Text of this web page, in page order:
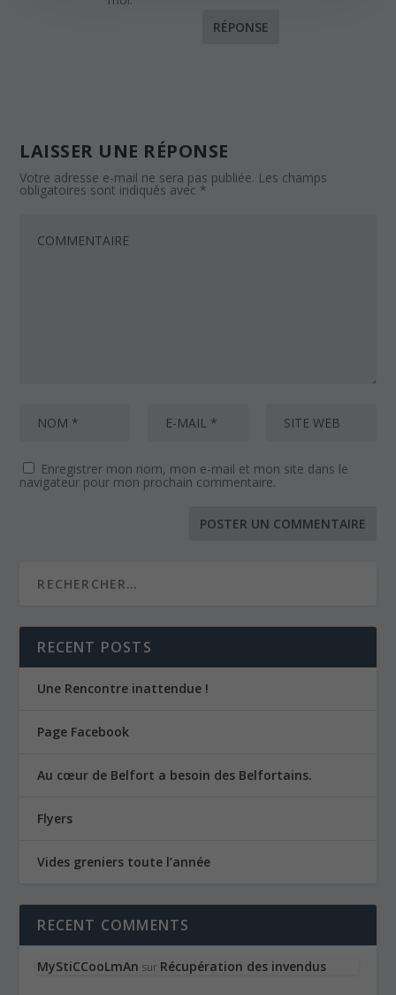
RÉPONSE
LAISSER UNE RÉPONSE
Votre adresse e-mail ne sera pas publiée. Les champs
obligatoires sont indiqués avec *
Enregistrer mon nom, mon e-mail et mon site dans le
navigateur pour mon prochain commentaire.
RECENT POSTS
Une Rencontre inattendue !
Page Facebook
Au cœur de Belfort a besoin des Belfortains.
Flyers
Vides greniers toute l’année
RECENT COMMENTS
MyStiCCooLmAn sur Récupération des invendus